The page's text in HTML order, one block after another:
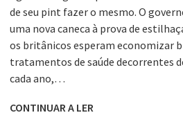
de seu pint fazer o mesmo. O
uma nova caneca à prova de
os britânicos esperam economizar
tratamentos de saúde decorrentes
cada ano,…
CONTINUAR A LER